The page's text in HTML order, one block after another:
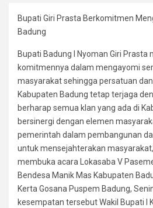
Bupati Giri Prasta Berkomitmen
Badung
Bupati Badung I Nyoman Giri Prasta
komitmennya dalam mengayomi
masyarakat sehingga persatuan
Kabupaten Badung tetap terjaga
berharap semua klan yang ada di
bersinergi dengan elemen
pemerintah dalam pembangunan
untuk mensejahterakan
membuka acara Lokasaba V
Bendesa Manik Mas Kabupaten
Kerta Gosana Puspem Badung,
kesempatan tersebut Wakil Bupati I